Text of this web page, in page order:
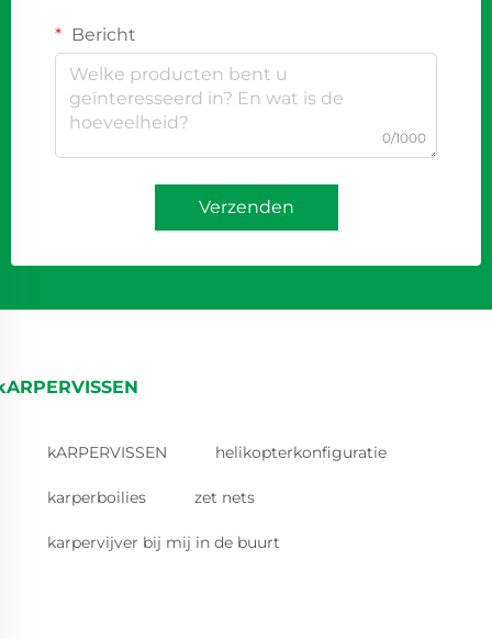
Bericht
0/1000
Verzenden
kARPERVISSEN helikopterkonfiguratie
karperboilies zet nets
karpervijver bij mij in de buurt